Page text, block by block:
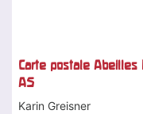
Carte postale Abeilles
A5
Karin Greisner